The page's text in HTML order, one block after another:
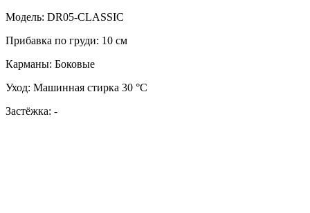
Модель: DR05-CLASSIC
Прибавка по груди: 10 см
Карманы: Боковые
Уход: Машинная стирка 30 °C
Застёжка: -